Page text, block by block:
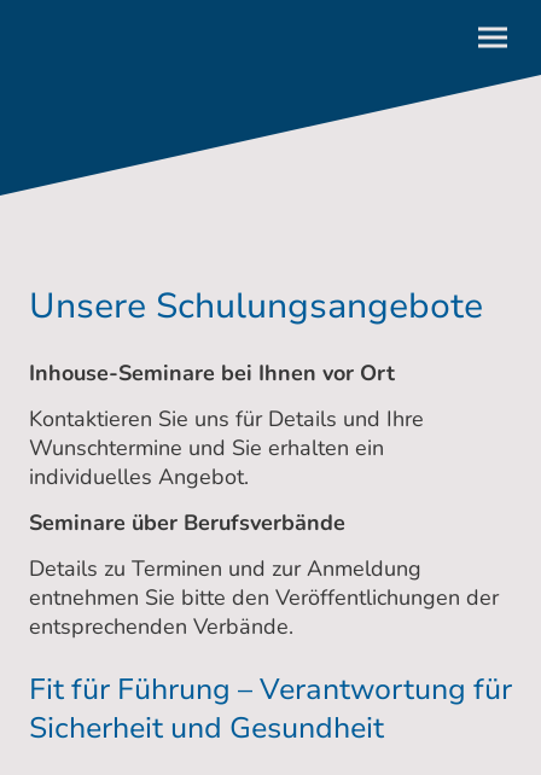
Unsere Schulungsangebote
Inhouse-Seminare bei Ihnen vor Ort
Kontaktieren Sie uns für Details und Ihre
Wunschtermine und Sie erhalten ein
individuelles Angebot.
Seminare über Berufsverbände
Details zu Terminen und zur Anmeldung
entnehmen Sie bitte den Veröffentlichungen der
entsprechenden Verbände.
Fit für Führung – Verantwortung für
Sicherheit und Gesundheit